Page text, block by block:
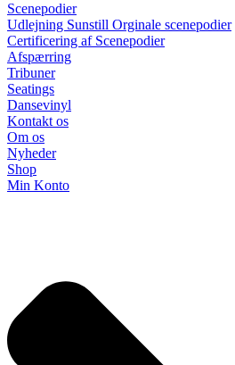
Scenepodier
Udlejning Sunstill Orginale scenepodier
Certificering af Scenepodier
Afspærring
Tribuner
Seatings
Dansevinyl
Kontakt os
Om os
Nyheder
Shop
Min Konto